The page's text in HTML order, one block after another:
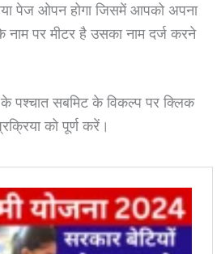
पेज ओपन होगा जिसमें आपको अपना
पर मीटर है उसका नाम दर्ज करने
के पश्चात सबमिट के विकल्प पर क्लिक
को पूर्ण करें।